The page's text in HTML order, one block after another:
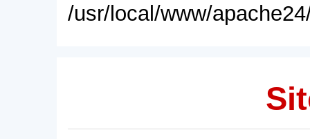
/usr/local/www/